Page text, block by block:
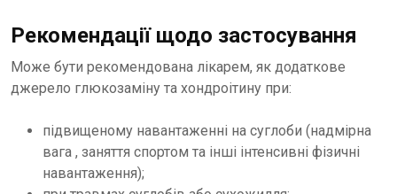
Рекомендації щодо застосування
Може бути рекомендована лікарем, як додаткове
джерело глюкозаміну та хондроітину при:
підвищеному навантаженні на суглоби (надмірна
вага , заняття спортом та інші інтенсивні фізичні
навантаження);